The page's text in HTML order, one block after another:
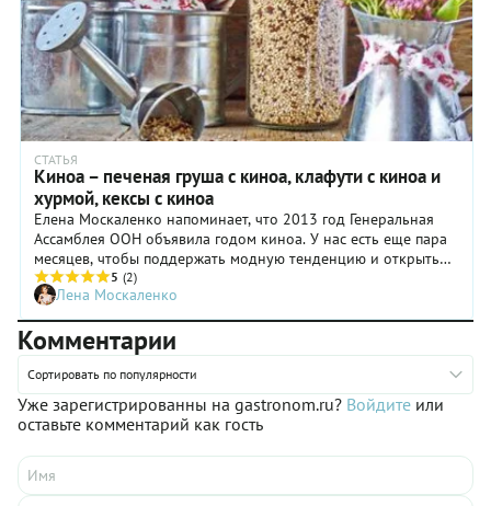
СТАТЬЯ
Киноа – печеная груша с киноа, клафути с киноа и
хурмой, кексы с киноа
Елена Москаленко напоминает, что 2013 год Генеральная
Ассамблея ООН объявила годом киноа. У нас есть еще пара
месяцев, чтобы поддержать модную тенденцию и открыть
для себя удивительный кулинарный мир киноа.
5 (2)
Лена Москаленко
Комментарии
Сортировать по популярности
Уже зарегистрированны на gastronom.ru? Войдите или
оставьте комментарий как гость